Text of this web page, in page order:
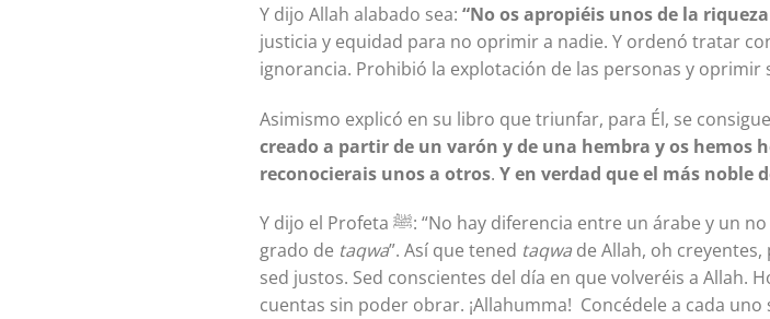
Y dijo Allah alabado sea: “No os apropiéis unos de la
justicia y equidad para no oprimir a nadie. Y ordenó tratar
ignorancia. Prohibió la explotación de las personas y
Asimismo explicó en su libro que triunfar, para Él, se
creado a partir de un varón y de una hembra y os hemos
reconocierais unos a otros. Y en verdad que el más noble
Y dijo el Profeta ﷺ: “No hay diferencia entre un árabe y un no árabe, ni entre un blanco y un negro, excepto con el
grado de taqwa”. Así que tened taqwa de Allah, oh
sed justos. Sed conscientes del día en que volveréis a Allah.
cuentas sin poder obrar. ¡Allahumma! Concédele a cada